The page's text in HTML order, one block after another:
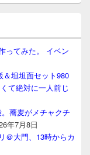
ってみた。 イベン
＆坦坦面セット980
て絶対に一人前じ
蕎麦がメチャクチ
年7月8日
＠大門、13時からカ